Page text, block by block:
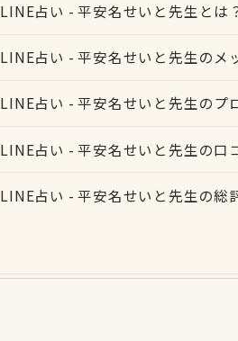
LINE占い - 平安名せいと先生とは
LINE占い - 平安名せいと先生のメ
LINE占い - 平安名せいと先生のプ
LINE占い - 平安名せいと先生の口
LINE占い - 平安名せいと先生の総